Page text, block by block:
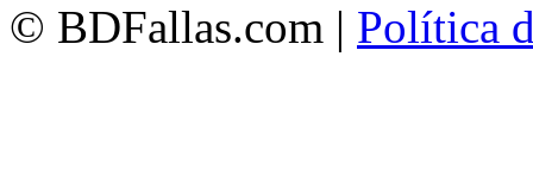
© BDFallas.com | Política